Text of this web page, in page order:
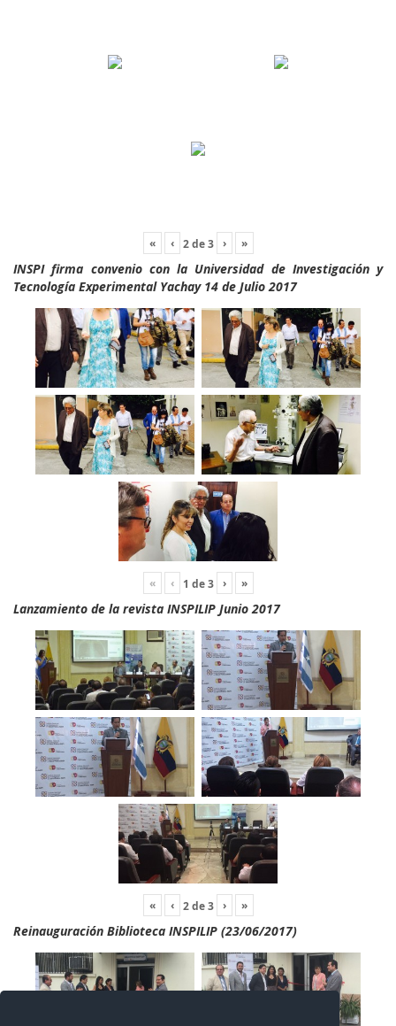
« ‹ 2de3 › »
INSPI firma convenio con la Universidad de Investigación y
Tecnología Experimental Yachay 14 de Julio 2017
« ‹ 1 de3 › »
Lanzamiento de la revista INSPILIP Junio 2017
« ‹ 2de3 › »
Reinauguración Biblioteca INSPILIP (23/06/2017)